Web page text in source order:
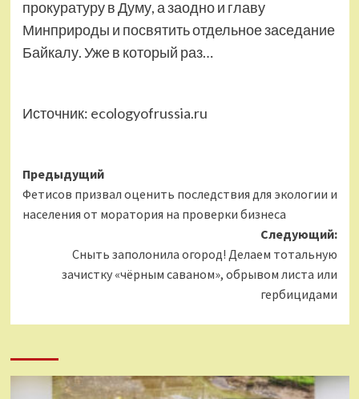
прокуратуру в Думу, а заодно и главу
Минприроды и посвятить отдельное заседание
Байкалу. Уже в который раз…
Источник: ecologyofrussia.ru
Навигация
записи
Предыдущий
Фетисов призвал оценить последствия для экологии и
населения от моратория на проверки бизнеса
Следующий:
Сныть заполонила огород! Делаем тотальную
зачистку «чёрным саваном», обрывом листа или
гербицидами